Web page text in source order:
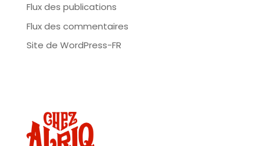
Plus d’infos: https://arkhan-asso.com/
Flux des publications
Flux des commentaires
Site de WordPress-FR